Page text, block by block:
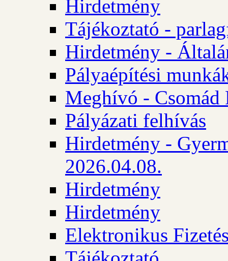
Hirdetmény
Tájékoztató -
Hirdetmény -
Pályaépítési
Meghívó - Csomád
Pályázati felhívás
Hirdetmény -
2026.04.08.
Hirdetmény
Hirdetmény
Elektronikus